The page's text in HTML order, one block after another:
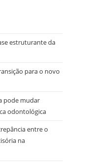
estruturante da
para o novo
pode mudar
odontológica
entre o
na